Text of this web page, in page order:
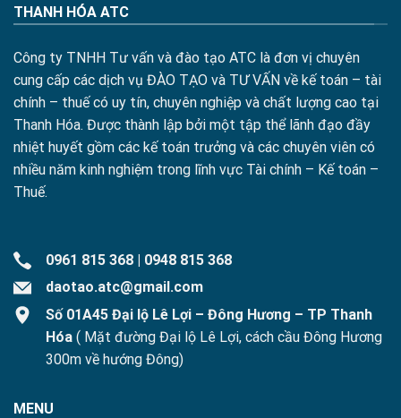
THANH HÓA ATC
Công ty TNHH Tư vấn và đào tạo ATC là đơn vị chuyên
cung cấp các dịch vụ ĐÀO TẠO và TƯ VẤN về kế toán – tài
chính – thuế có uy tín, chuyên nghiệp và chất lượng cao tại
Thanh Hóa. Được thành lập bởi một tập thể lãnh đạo đầy
nhiệt huyết gồm các kế toán trưởng và các chuyên viên có
nhiều năm kinh nghiệm trong lĩnh vực Tài chính – Kế toán –
Thuế.
0961 815 368
0948 815 368
daotao.atc@gmail.com
Số 01A45 Đại lộ Lê Lợi – Đông Hương – TP Thanh
Hóa ( Mặt đường Đại lộ Lê Lợi, cách cầu Đông Hương
300m về hướng Đông)
MENU